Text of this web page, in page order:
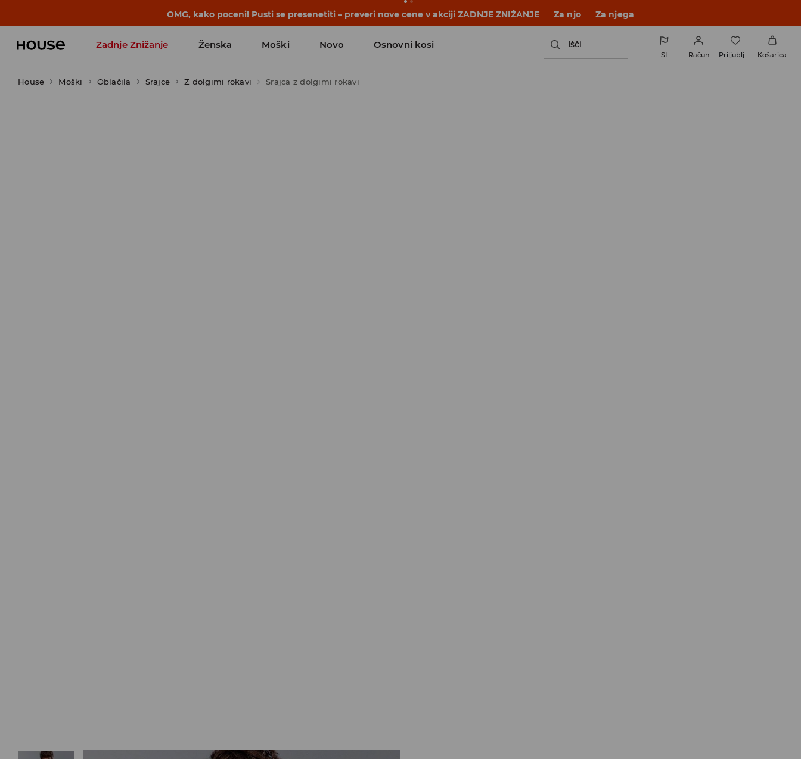
BACK TO SCHOOL📒Najboljše zgodbe se začnejo še pred prvim šolskim zvoncem. Začni šolsko leto v novem outfitu! Za njo
Zadnje Znižanje Ženska Moški Novo Osnovni kosi
Favoriti vplivnežev
Išči
SI Račun Priljubljene Košarica
House Moški Oblačila Srajce Z dolgimi rokavi Srajca z dolgimi rokavi